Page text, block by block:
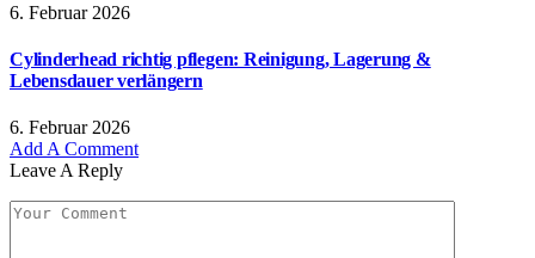
6. Februar 2026
Cylinderhead richtig pflegen: Reinigung, Lagerung &
Lebensdauer verlängern
6. Februar 2026
Add A Comment
Leave A Reply